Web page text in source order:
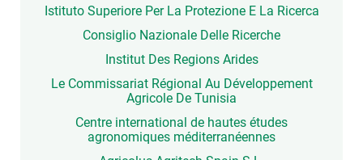
Istituto Superiore Per La Protezione E La Ricerca
Consiglio Nazionale Delle Ricerche
Institut Des Regions Arides
Le Commissariat Régional Au Développement
Agricole De Tunisia
Centre international de hautes études
agronomiques méditerranéennes